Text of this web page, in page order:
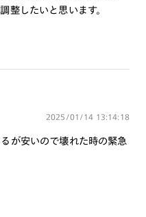
を選択のうえ、購入手続き
でレンズ作成」を選択
両用（累進）レンズはオンラインシ
。その他注意事項はレンズガイド
円（税込み）を頂戴いたします。
場合、店舗で遠近両用代5,500円
整したいと思います。
2025/01/14 13:14:18
が安いので壊れた時の緊急